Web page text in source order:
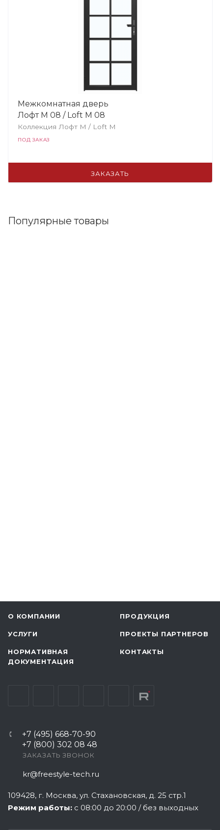
Межкомнатная дверь
Лофт М 08 / Loft М 08
Коллекция Лофт M / Loft М
ПОД ЗАКАЗ
ЗАКАЗАТЬ
Популярные товары
О КОМПАНИИ ПРОДУКЦИЯ
УСЛУГИ ПРОЕКТЫ ПАРТНЕРОВ
НОРМАТИВНАЯ
ДОКУМЕНТАЦИЯ
КОНТАКТЫ
+7 (495) 668-70-90
+7 (800) 302 08 48
ЗАКАЗАТЬ ЗВОНОК
kr@freestyle-tech.ru
109428, г. Москва, ул. Стахановская, д. 25 стр.1
Режим работы: с 08:00 до 20:00 / без выходных